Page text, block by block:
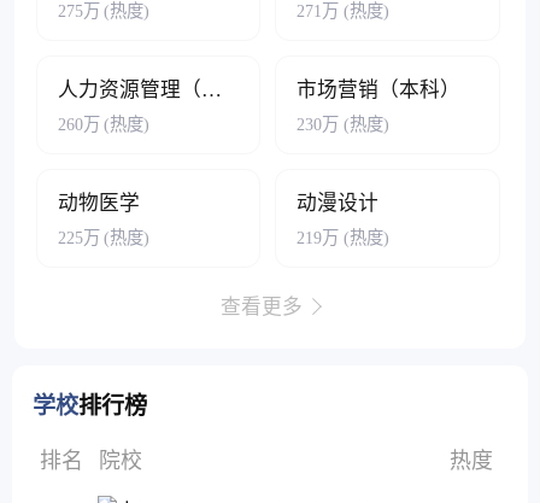
275万 (热度) 271万 (热度)
人力资源管理（本科）
260万 (热度)
市场营销（本科）
230万 (热度)
动物医学
225万 (热度)
动漫设计
219万 (热度)
查看更多
学校排行榜
排名 院校 热度